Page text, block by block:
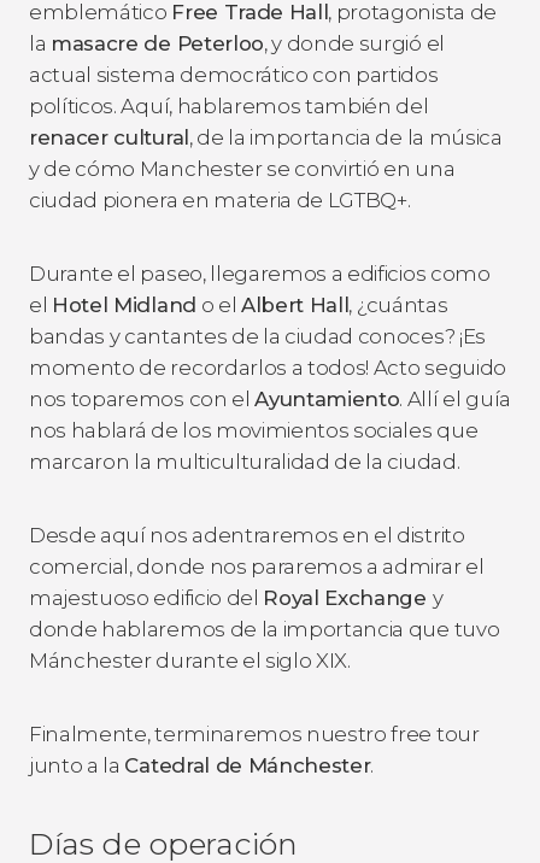
emblemático Free Trade Hall, protagonista de
la masacre de Peterloo, y donde surgió el
actual sistema democrático con partidos
políticos. Aquí, hablaremos también del
renacer cultural, de la importancia de la música
y de cómo Manchester se convirtió en una
ciudad pionera en materia de LGTBQ+.
Durante el paseo, llegaremos a edificios como
el Hotel Midland o el Albert Hall, ¿cuántas
bandas y cantantes de la ciudad conoces? ¡Es
momento de recordarlos a todos! Acto seguido
nos toparemos con elAyuntamiento. Allí el guía
nos hablará de los movimientos sociales que
marcaron la multiculturalidad de la ciudad.
Desde aquí nos adentraremos en el distrito
comercial, donde nos pararemos a admirar el
majestuoso edificio del Royal Exchange y
donde hablaremos de la importancia que tuvo
Mánchester durante el siglo XIX.
Finalmente, terminaremos nuestro free tour
junto a la Catedral de Mánchester.
Días de operación